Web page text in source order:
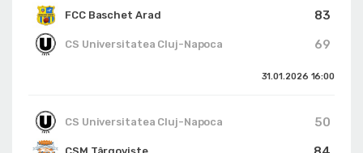
FCC Baschet Arad
83
69
CS Universitatea Cluj-Napoca
31.01.2026 16:00
CS Universitatea Cluj-Napoca
50